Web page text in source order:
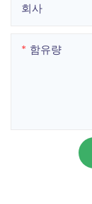
회사
함유량